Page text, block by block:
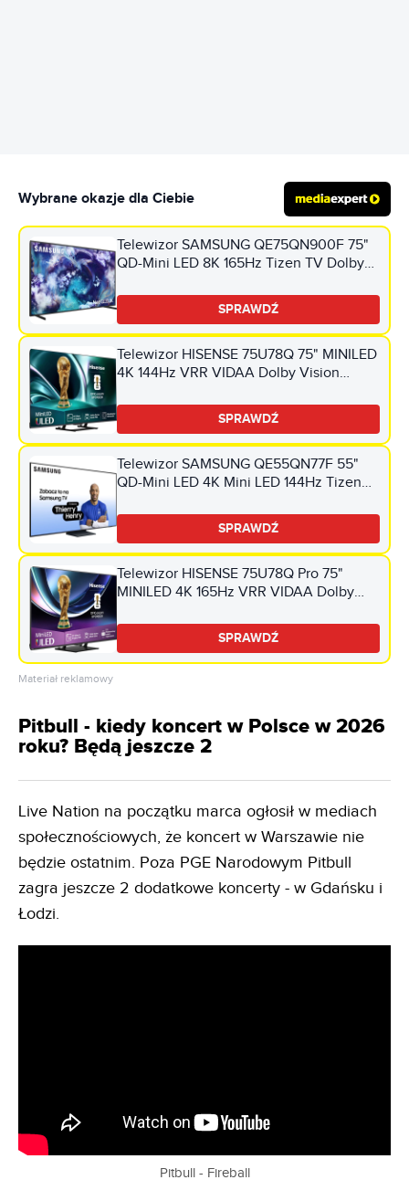
Wybrane okazje dla Ciebie
Telewizor SAMSUNG QE75QN900F 75"
QD-Mini LED 8K 165Hz Tizen TV Dolby
SPRAWDŹ
Telewizor HISENSE 75U78Q 75" MINILED
4K 144Hz VRR VIDAA Dolby Vision
SPRAWDŹ
Telewizor SAMSUNG QE55QN77F 55"
QD-Mini LED 4K Mini LED 144Hz Tizen
SPRAWDŹ
Telewizor HISENSE 75U78Q Pro 75"
MINILED 4K 165Hz VRR VIDAA Dolby
SPRAWDŹ
Materiał reklamowy
Pitbull - kiedy koncert w Polsce w 2026
roku? Będą jeszcze 2
Live Nation na początku marca ogłosił w mediach
społecznościowych, że koncert w Warszawie nie
będzie ostatnim. Poza PGE Narodowym Pitbull
zagra jeszcze 2 dodatkowe koncerty - w Gdańsku i
Łodzi.
Pitbull - Fireball